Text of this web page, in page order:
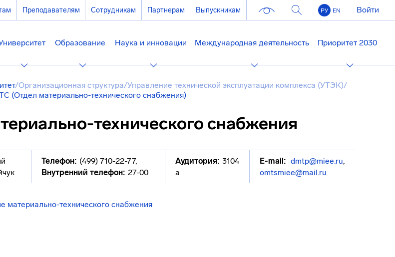
Преподавателям Сотрудникам Партнерам Выпускникам РУ EN Войти
Образование Наука и инновации Международная деятельность Приоритет 2030
/Организационная структура/Управление технической эксплуатации комплекса (УТЭК)/
(Отдел материально-технического снабжения)
технического снабжения
Телефон: (499) 710-22-77,
Внутренний телефон: 27-00
Аудитория: 3104
а
E-mail: dmtp@miee.ru,
omtsmiee@mail.ru
материально-технического снабжения